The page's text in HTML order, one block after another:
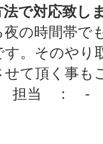
で対応致し
の時間帯で
す。そのやり
せて頂く事も
[ 担当 ： -